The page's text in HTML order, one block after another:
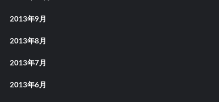
2013年9月
2013年8月
2013年7月
2013年6月